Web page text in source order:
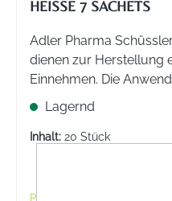
HEISSE 7 SACHETS
Adler Pharma
dienen zur Herstellung
Einnehmen. Die
aus den Erfahrungen
Schüßler ab, diese
Koliken.
Lagernd
Inhalt: 20 Stück
Preise inkl. MwSt. zzgl.